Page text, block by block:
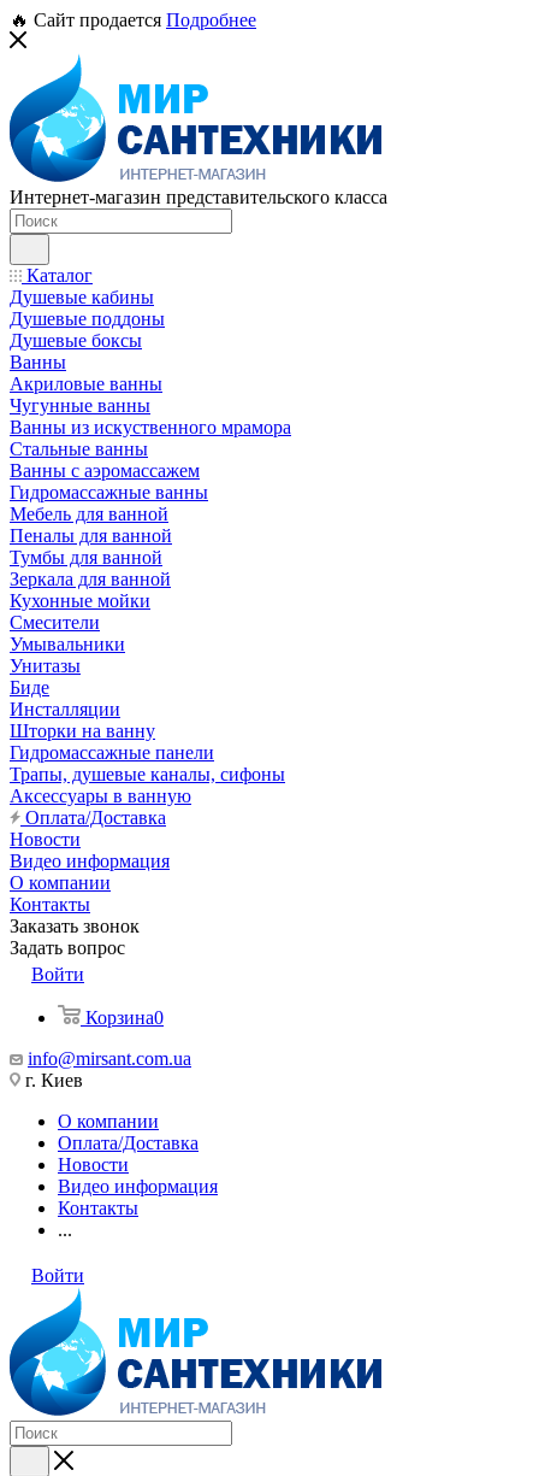
🔥 Сайт продается Подробнее
Интернет-магазин представительского класса
Каталог
Душевые кабины
Душевые поддоны
Душевые боксы
Ванны
Акриловые ванны
Чугунные ванны
Ванны из искуственного мрамора
Стальные ванны
Ванны с аэромассажем
Гидромассажные ванны
Мебель для ванной
Пеналы для ванной
Тумбы для ванной
Зеркала для ванной
Кухонные мойки
Смесители
Умывальники
Унитазы
Биде
Инсталляции
Шторки на ванну
Гидромассажные панели
Трапы, душевые каналы, сифоны
Аксессуары в ванную
Оплата/Доставка
Новости
Видео информация
О компании
Контакты
Заказать звонок
Задать вопрос
Войти
Корзина0
info@mirsant.com.ua
г. Киев
О компании
Оплата/Доставка
Новости
Видео информация
Контакты
...
Войти